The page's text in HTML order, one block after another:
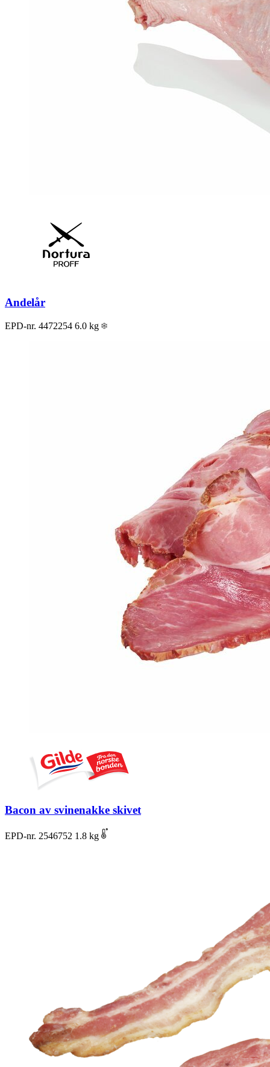
Andelår
EPD-nr. 4472254 6.0 kg
Bacon av svinenakke skivet
EPD-nr. 2546752 1.8 kg